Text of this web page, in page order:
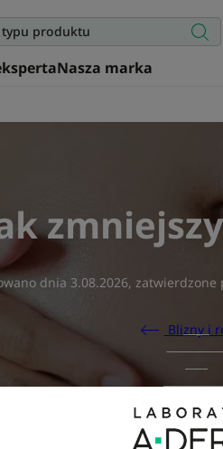
Nasza marka
dnia 3.08.2026, zatwierdzone
Blizny i